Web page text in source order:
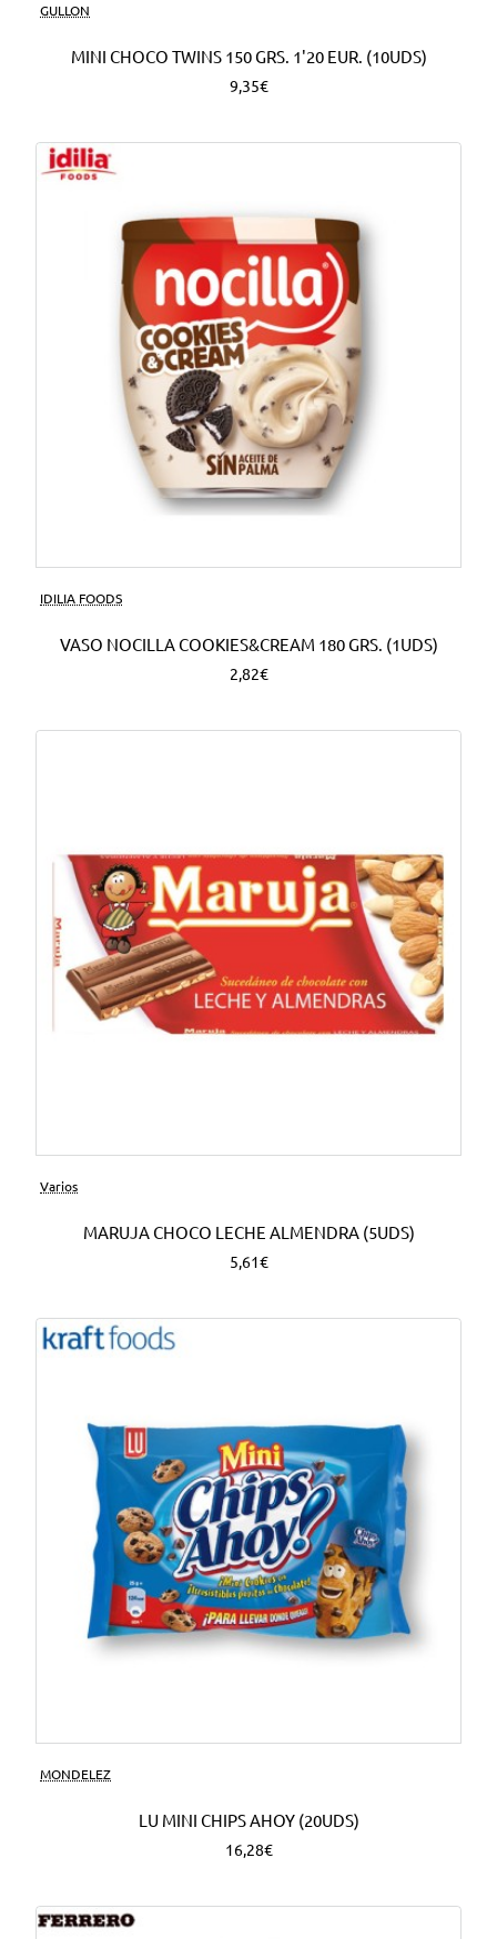
GULLON
MINI CHOCO TWINS 150 GRS. 1'20 EUR. (10UDS)
9,35€
IDILIA FOODS
VASO NOCILLA COOKIES&CREAM 180 GRS. (1UDS)
2,82€
Varios
MARUJA CHOCO LECHE ALMENDRA (5UDS)
5,61€
MONDELEZ
LU MINI CHIPS AHOY (20UDS)
16,28€